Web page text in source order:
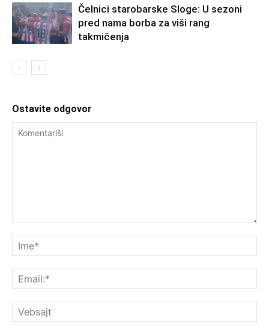
Čelnici starobarske Sloge: U sezoni
pred nama borba za viši rang
takmičenja
Ostavite odgovor